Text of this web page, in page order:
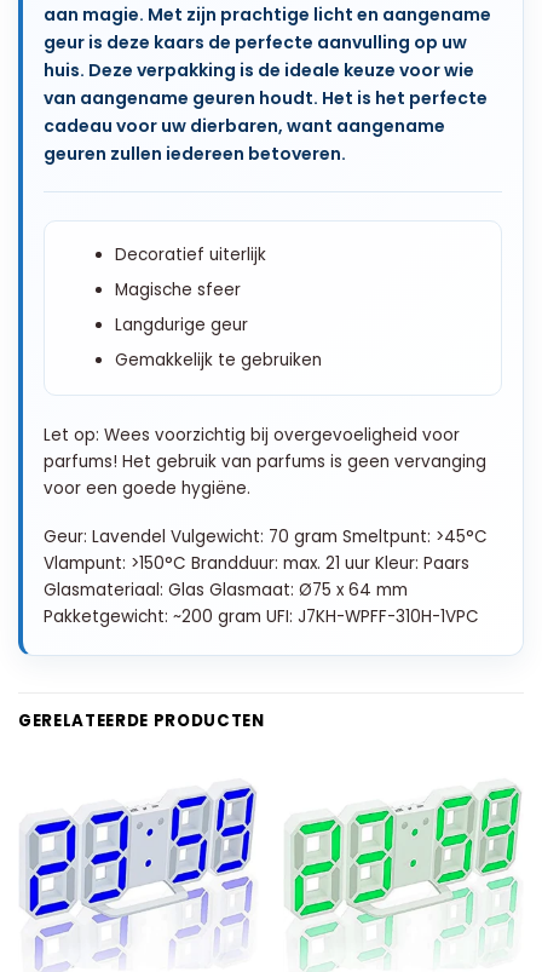
aan magie. Met zijn prachtige licht en aangename
geur is deze kaars de perfecte aanvulling op uw
huis. Deze verpakking is de ideale keuze voor wie
van aangename geuren houdt. Het is het perfecte
cadeau voor uw dierbaren, want aangename
geuren zullen iedereen betoveren.
Decoratief uiterlijk
Magische sfeer
Langdurige geur
Gemakkelijk te gebruiken
Let op: Wees voorzichtig bij overgevoeligheid voor
parfums! Het gebruik van parfums is geen vervanging
voor een goede hygiëne.
Geur: Lavendel Vulgewicht: 70 gram Smeltpunt: >45°C
Vlampunt: >150°C Brandduur: max. 21 uur Kleur: Paars
Glasmateriaal: Glas Glasmaat: Ø75 x 64 mm
Pakketgewicht: ~200 gram UFI: J7KH-WPFF-310H-1VPC
GERELATEERDE PRODUCTEN